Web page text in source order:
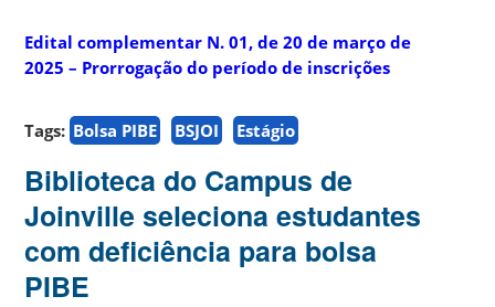
Edital complementar N. 01, de 20 de março de
2025 – Prorrogação do período de inscrições
Tags: Bolsa PIBE BSJOI Estágio
Biblioteca do Campus de
Joinville seleciona estudantes
com deficiência para bolsa
PIBE